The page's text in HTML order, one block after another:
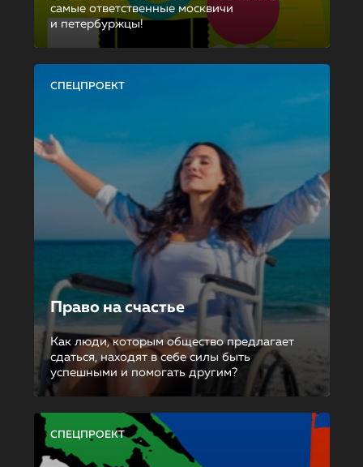
самые ответственные москвичи
и петербуржцы!
СПЕЦПРОЕКТ
Право на счастье
Как люди, которым общество предлагает
сдаться, находят в себе силы быть
успешными и помогать другим?
СПЕЦПРОЕКТ